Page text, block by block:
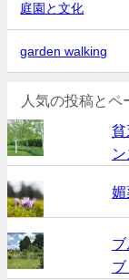
庭園と文化
garden walking
人気の投稿とペ
貧
媚